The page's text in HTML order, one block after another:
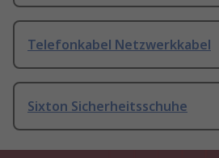
Telefonkabel Netzwerkkabel
Sixton Sicherheitsschuhe